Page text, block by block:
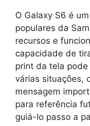
O Galaxy S6 é
populares da
recursos e
capacidade de
print da tela
várias situações,
mensagem
para referência
guiá-lo passo a